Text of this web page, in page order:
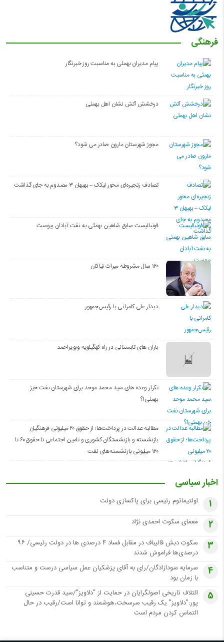
فرهنگی
پیام مدیران بهمئی به مناسبت روز خبرنگار
درخشش آتش نشان اهل بهمئی
مجوز شهرستان مارون صادر می شود؟
تصادف زنجیره‌ای محور لیکک – بهبهان ۳ مصدوم به جای گذاشت
فوتبالیست سابق شاهین بهمئی به نفت آبادان پیوست
۱۲۰ سال مشروطه میراث نیاکان
دیدار علی کامرانی با رئیس‌جمهور
باران های تابستانی در راه کهگیلویه وبویراحمد
تکرار وعده های سید محمد موحد برای شهرستان نفت خیز
بهمئی!؟
مطالبه عدالت در پرداخت‌ها؛ از حقوق ۲۰ میلیونی فرهنگیان
بازنشسته و بازنشستگان کشوری و تامین اجتماعی تا حقوق ۶۰ تا
۱۲۰ میلیونی بازنشسته‌های نفت
اخبار سیاسی
1 اولتیماتوم رئیسی برای پاکسازی دولت
2 معمای سکوت احمدی نژاد
3
سکوتِ دبش قالیباف در مقابل فساد ۴ درصدی ها در دولت رئیسی/ ۹۶
درصدی‌ها فراموش شدند
4
سرمایه سودازادگان/رای به آقای پزشکیان عمل سیاسی درست و متناسب
با زمان بود
5
ائتلاف تاریخی اصولگرایان در حمایت از “دلاویز”/سید قدرت حسینی
پور:”دلاویز” یک رقیب سرسخت،هوشمند و توانا است/رقیب در حال
التماس کردن مردم است